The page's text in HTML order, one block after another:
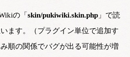
の「 skin/pukiwiki.skin.php 」で読
ます。（プラグイン単位で追加す
順の関係でバグが出る可能性が増